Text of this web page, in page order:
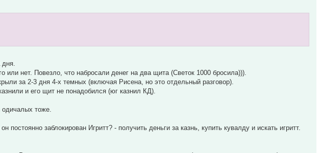
или нет. Повезло, что набросали денег на два щита (Светок 1000 бросила))).
за 2-3 дня 4-х темных (включая Рисена, но это отдельный разговор).
и его щит не понадобился (юг казнил КД).
тоже.
постоянно заблокирован Игритт? - получить деньги за казнь, купить кувалду и искать игритт.